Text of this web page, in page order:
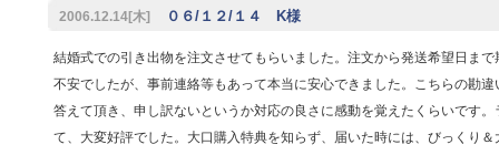
2006.12.14[木] ０６/１２/１４ K様
結婚式での引き出物を注文させてもらいました。注文から発送希望日ま
不安でしたが、事前連絡等もあって本当に安心できました。こちらの勘
答えて頂き、申し訳ないというか対応の良さに感動を覚えたくらいです
て、大変好評でした。大口購入特典を知らず、届いた時には、びっくり